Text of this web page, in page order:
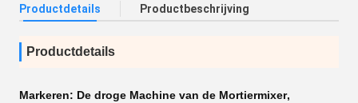
Productdetails Productbeschrijving
Productdetails
Markeren: De droge Machine van de Mortiermixer,